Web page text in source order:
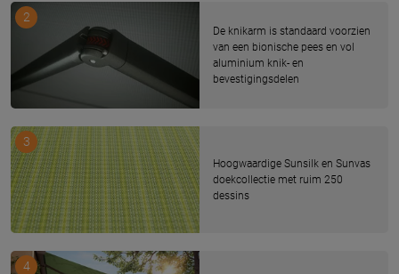
De knikarm is standaard voorzien
van een bionische pees en vol
aluminium knik- en
bevestigingsdelen
2
Hoogwaardige Sunsilk en Sunvas
doekcollectie met ruim 250
dessins
3
4